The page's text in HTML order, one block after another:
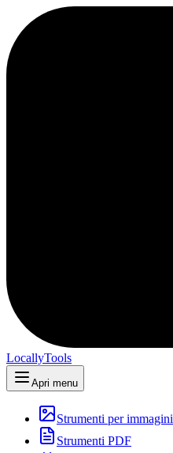
LocallyTools
Apri menu
Strumenti per immagini
Strumenti PDF